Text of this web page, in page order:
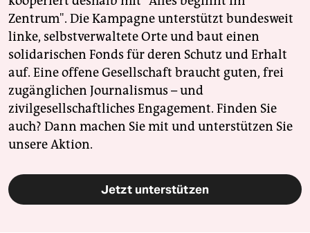
Zentrum". Die Kampagne unterstützt bundesweit
linke, selbstverwaltete Orte und baut einen
solidarischen Fonds für deren Schutz und Erhalt
auf. Eine offene Gesellschaft braucht guten, frei
zugänglichen Journalismus – und
zivilgesellschaftliches Engagement. Finden Sie
auch? Dann machen Sie mit und unterstützen Sie
unsere Aktion.
Jetzt unterstützen